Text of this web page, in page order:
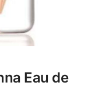
Eau de